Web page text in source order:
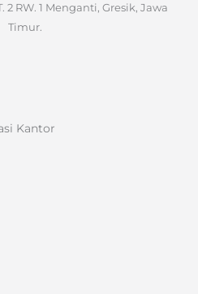
2 RW. 1 Menganti, Gresik, Jawa
Timur.
Kantor